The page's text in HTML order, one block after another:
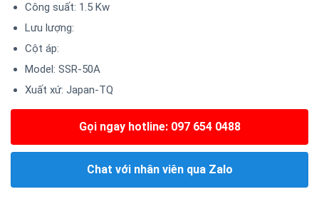
Công suất: 1.5 Kw
Lưu lượng:
Cột áp:
Model: SSR-50A
Xuất xứ: Japan-TQ
Gọi ngay hotline: 097 654 0488
Chat với nhân viên qua Zalo